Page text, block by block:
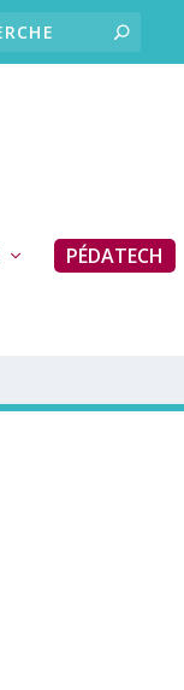
PÉDATECH